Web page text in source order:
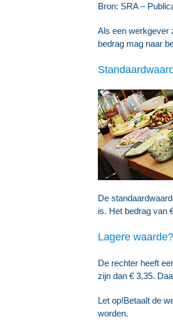
Bron: SRA –
Als een werkgever
bedrag mag naar
De
is. Het bedrag van
Lagere waarde?
De rechter heeft
zijn dan € 3,35.
Let op!Betaalt de
worden.